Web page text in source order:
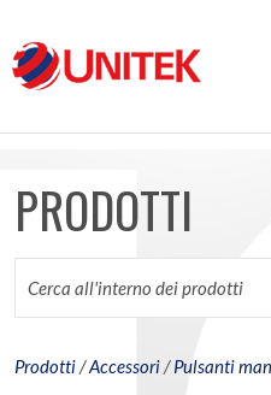
PRODOTTI
Prodotti/Accessori/Pulsanti